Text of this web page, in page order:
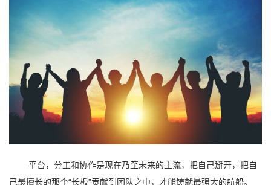
平台，分工和协作是现在乃至未来的主流，把自己掰开，把自
己最擅长的那个“长板”贡献到团队之中，才能铸就最强大的航船。